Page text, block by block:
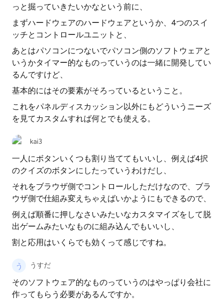
っと掘っていきたいかなという前に、
まずハードウェアのハードウェアというか、4つのスイ
ッチとコントロールユニットと、
あとはパソコンにつないでパソコン側のソフトウェアと
いうかタイマー的なものっていうのは一緒に開発してい
るんですけど、
基本的にはその要素がそろっているということ。
これをパネルディスカッション以外にもどういうニーズ
を見てカスタムすれば何とでも使える。
kai3
一人にボタンいくつも割り当ててもいいし、例えば4択
のクイズのボタンにしたっていうわけだし、
それをブラウザ側でコントロールしただけなので、ブラ
ウザ側で仕組み変えちゃえばいかようにもできるので、
例えば順番に押しなさいみたいなカスタマイズをして脱
出ゲームみたいなものに組み込んでもいいし、
割と応用はいくらでも効くって感じですね。
うすだ
そのソフトウェア的なものっていうのはやっぱり会社に
作ってもらう必要があるんですか。